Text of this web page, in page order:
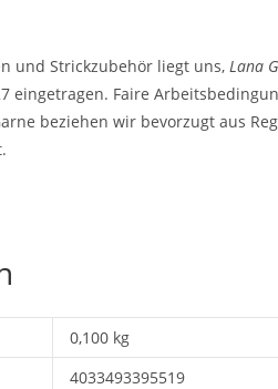
und Strickzubehör liegt uns, Lana
eingetragen. Faire
beziehen wir bevorzugt aus
0,100 kg
4033493395519